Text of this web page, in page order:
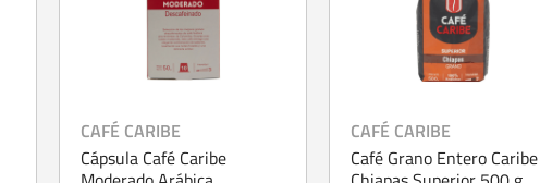
CAFÉ CARIBE
Cápsula Café Caribe
CAFÉ CARIBE
Café Grano Entero Caribe